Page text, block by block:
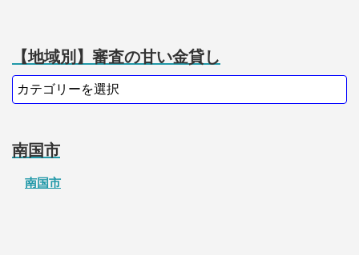
【地域別】審査の甘い金貸し
南国市
南国市